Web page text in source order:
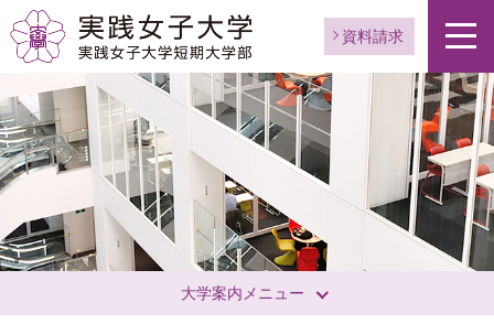
資料請求
大学案内メニュー